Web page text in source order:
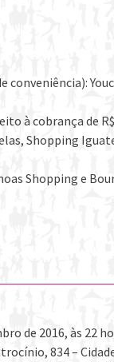
conveniência):
à cobrança de
Shopping
Shopping e
de 2016, às 22
834 –